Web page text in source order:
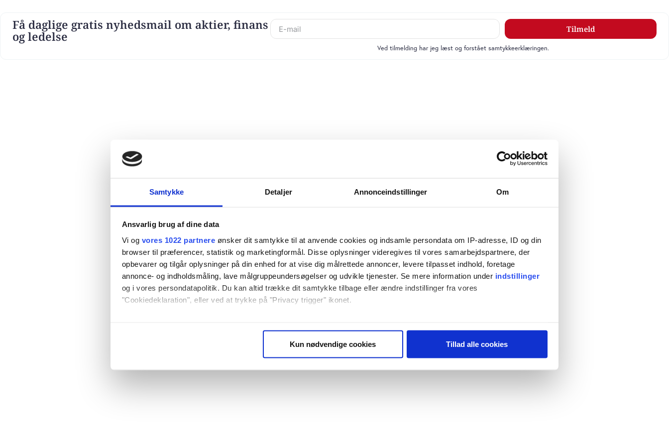
Samtykke Detaljer Annonceindstillinger Om
Ansvarlig brug af dine data
Vi og vores 1022 partnere ønsker dit samtykke til at anvende cookies og indsamle persondata om IP-adresse, ID og din
browser til præferencer, statistik og marketingformål. Disse oplysninger videregives til vores samarbejdspartnere, der
opbevarer og tilgår oplysninger på din enhed for at vise dig målrettede annoncer, levere tilpasset indhold, foretage
annonce- og indholdsmåling, lave målgruppeundersøgelser og udvikle tjenester. Se mere information under indstillinger
og i vores persondatapolitik. Du kan altid trække dit samtykke tilbage eller ændre indstillinger fra vores
"Cookiedeklaration", eller ved at trykke på "Privacy trigger" ikonet.
Identificere din enhed baseret på en scanning af dens unikke karakteristika (fingerprinting)
Kun nødvendige cookies Tillad alle cookies
Få daglige gratis nyhedsmail om aktier, finans
og ledelse
Tilmeld
Ved tilmelding har jeg læst og forstået samtykkeerklæringen.